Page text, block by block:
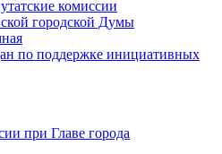
комиссии
городской Думы
по поддержке инициативных
при Главе города